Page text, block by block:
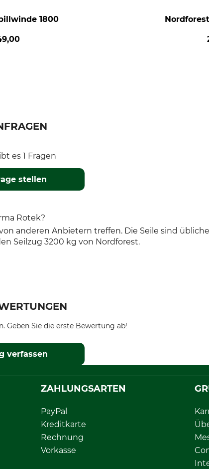
1800
es 1 Fragen
stellen
Rotek?
anderen Anbietern treffen. Die Seile sind
Seilzug 3200 kg von Nordforest.
Geben Sie die erste Bewertung ab!
verfassen
ZAHLUNGSARTEN
PayPal
Kreditkarte
Rechnung
Vorkasse